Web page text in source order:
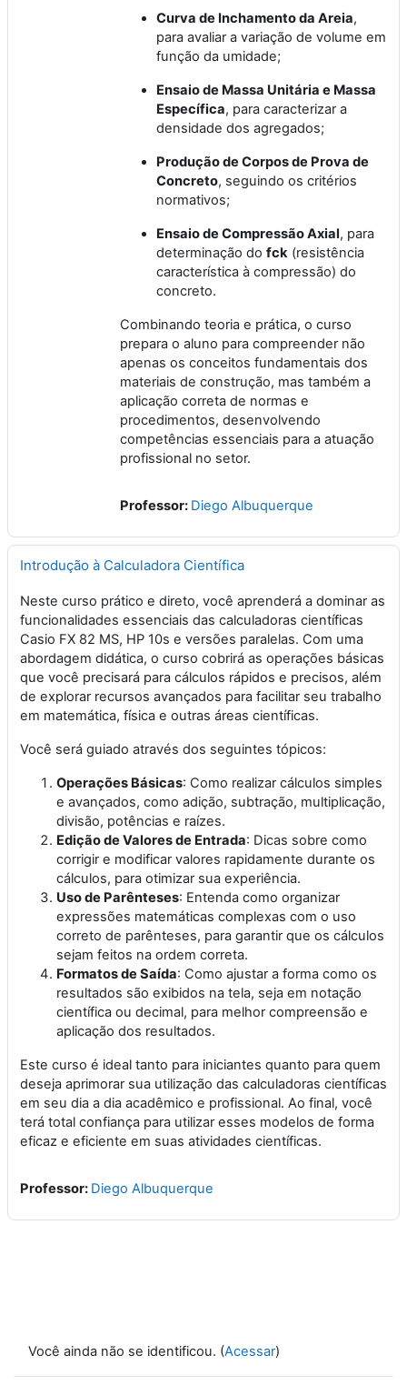
Curva de Inchamento da Areia,
para avaliar a variação de volume em
função da umidade;
Ensaio de Massa Unitária e Massa
Específica, para caracterizar a
densidade dos agregados;
Produção de Corpos de Prova de
Concreto, seguindo os critérios
normativos;
Ensaio de Compressão Axial, para
determinação do fck(resistência
característica à compressão) do
concreto.
Combinando teoria e prática, o curso
prepara o aluno para compreender não
apenas os conceitos fundamentais dos
materiais de construção, mas também a
aplicação correta de normas e
procedimentos, desenvolvendo
competências essenciais para a atuação
profissional no setor.
Professor: Diego Albuquerque
Introdução à Calculadora Científica
Neste curso prático e direto, você aprenderá a dominar as
funcionalidades essenciais das calculadoras científicas
Casio FX 82 MS, HP 10s e versões paralelas. Com uma
abordagem didática, o curso cobrirá as operações básicas
que você precisará para cálculos rápidos e precisos, além
de explorar recursos avançados para facilitar seu trabalho
em matemática, física e outras áreas científicas.
Você será guiado através dos seguintes tópicos:
Operações Básicas: Como realizar cálculos simples
e avançados, como adição, subtração, multiplicação,
divisão, potências e raízes.
Edição de Valores de Entrada: Dicas sobre como
corrigir e modificar valores rapidamente durante os
cálculos, para otimizar sua experiência.
Uso de Parênteses: Entenda como organizar
expressões matemáticas complexas com o uso
correto de parênteses, para garantir que os cálculos
sejam feitos na ordem correta.
Formatos de Saída: Como ajustar a forma como os
resultados são exibidos na tela, seja em notação
científica ou decimal, para melhor compreensão e
aplicação dos resultados.
Este curso é ideal tanto para iniciantes quanto para quem
deseja aprimorar sua utilização das calculadoras científicas
em seu dia a dia acadêmico e profissional. Ao final, você
terá total confiança para utilizar esses modelos de forma
eficaz e eficiente em suas atividades científicas.
Professor: Diego Albuquerque
Você ainda não se identificou. (Acessar)